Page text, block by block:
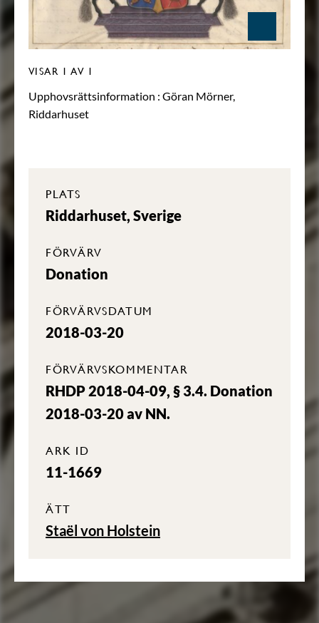
VISAR 1 AV 1
Upphovsrättsinformation : Göran Mörner,
Riddarhuset
PLATS
Riddarhuset, Sverige
FÖRVÄRV
Donation
FÖRVÄRVSDATUM
2018-03-20
FÖRVÄRVSKOMMENTAR
RHDP 2018-04-09, § 3.4. Donation
2018-03-20 av NN.
ARK ID
11-1669
ÄTT
Staël von Holstein